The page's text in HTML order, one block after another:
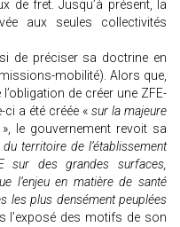
de fret. Jusqu’à présent, la
aux seules collectivités
de préciser sa doctrine en
mobilité). Alors que,
de créer une ZFE-
a été créée « sur la majeure
le gouvernement revoit sa
du territoire de l’établissement
sur des grandes surfaces,
l’enjeu en matière de santé
les plus densément peuplées
l’exposé des motifs de son